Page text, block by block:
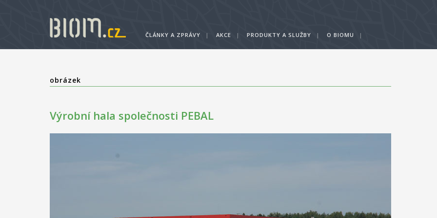
ČLÁNKY A ZPRÁVY | AKCE | PRODUKTY A SLUŽBY | O BIOMU |
obrázek
Výrobní hala společnosti PEBAL